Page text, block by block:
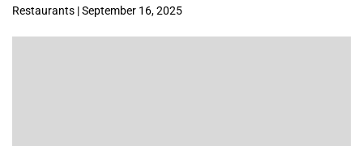
Restaurants | September 16, 2025